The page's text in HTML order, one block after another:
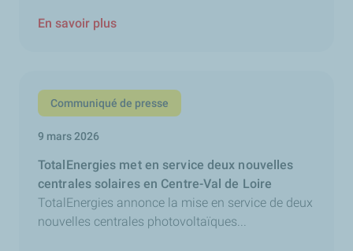
En savoir plus
Communiqué de presse
9 mars 2026
TotalEnergies met en service deux nouvelles
centrales solaires en Centre-Val de Loire
TotalEnergies annonce la mise en service de deux
nouvelles centrales photovoltaïques...